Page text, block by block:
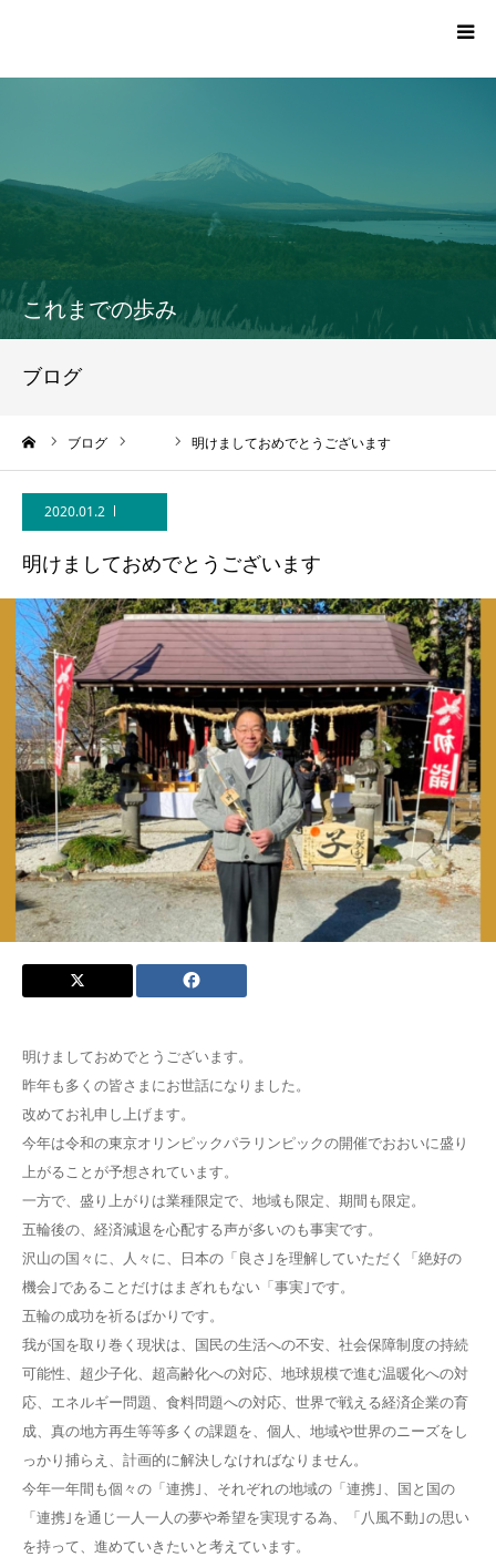
これまでの歩み
ブログ
ブログ 明けましておめでとうございます
2020.01.2
明けましておめでとうございます
明けましておめでとうございます。
昨年も多くの皆さまにお世話になりました。
改めてお礼申し上げます。
今年は令和の東京オリンピックパラリンピックの開催でおおいに盛り
上がることが予想されています。
一方で、盛り上がりは業種限定で、地域も限定、期間も限定。
五輪後の、経済減退を心配する声が多いのも事実です。
沢山の国々に、人々に、日本の「良さ｣を理解していただく「絶好の
機会｣であることだけはまぎれもない「事実｣です。
五輪の成功を祈るばかりです。
我が国を取り巻く現状は、国民の生活への不安、社会保障制度の持続
可能性、超少子化、超高齢化への対応、地球規模で進む温暖化への対
応、エネルギー問題、食料問題への対応、世界で戦える経済企業の育
成、真の地方再生等等多くの課題を、個人、地域や世界のニーズをし
っかり捕らえ、計画的に解決しなければなりません。
今年一年間も個々の「連携｣、それぞれの地域の「連携｣、国と国の
「連携｣を通じ一人一人の夢や希望を実現する為、「八風不動｣の思い
を持って、進めていきたいと考えています。
プロフィール
党員・サポーター登録